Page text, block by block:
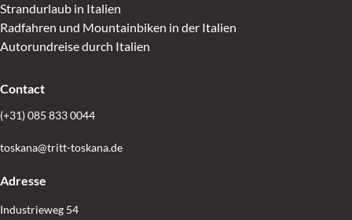
Strandurlaub in Italien
Radfahren und Mountainbiken in der Italien
Autorundreise durch Italien
Contact
(+31) 085 833 0044
toskana@tritt-toskana.de
Adresse
Industrieweg 54